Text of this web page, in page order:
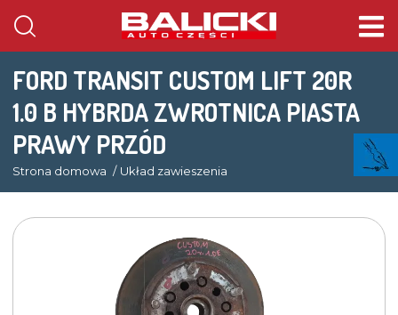
FORD TRANSIT CUSTOM LIFT 20R
1.0 B HYBRDA ZWROTNICA PIASTA
PRAWY PRZÓD
Strona domowa Układ zawieszenia